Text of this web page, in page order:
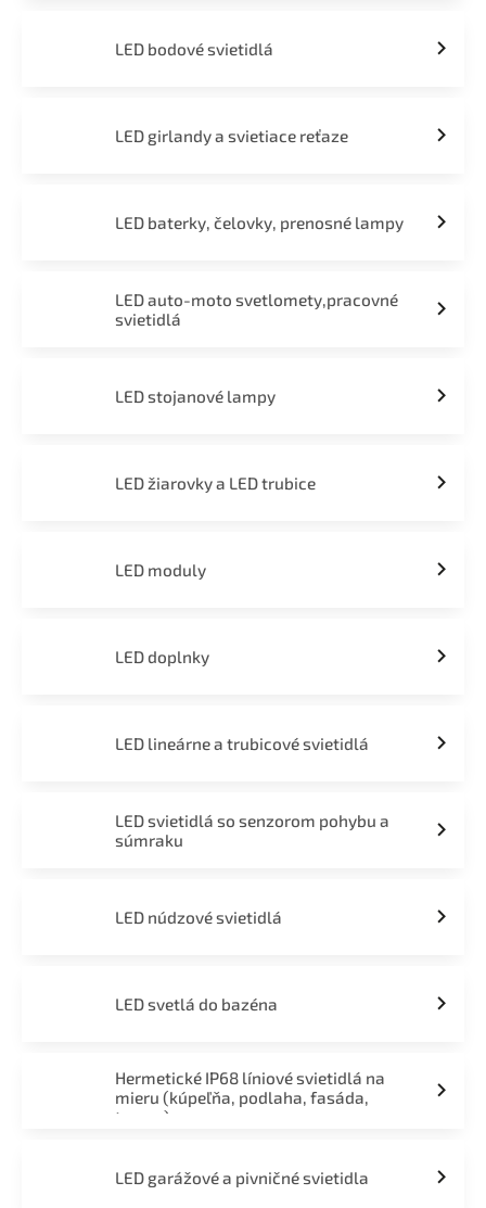
LED bodové svietidlá
LED girlandy a svietiace reťaze
LED baterky, čelovky, prenosné lampy
LED auto-moto svetlomety,pracovné
svietidlá
LED stojanové lampy
LED žiarovky a LED trubice
LED moduly
LED doplnky
LED lineárne a trubicové svietidlá
LED svietidlá so senzorom pohybu a
súmraku
LED núdzové svietidlá
LED svetlá do bazéna
Hermetické IP68 líniové svietidlá na
mieru (kúpeľňa, podlaha, fasáda,
terasa)
LED garážové a pivničné svietidla